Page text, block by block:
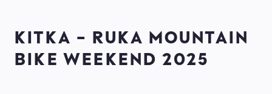
KITKA - RUKA MOUNTAIN
BIKE WEEKEND 2025